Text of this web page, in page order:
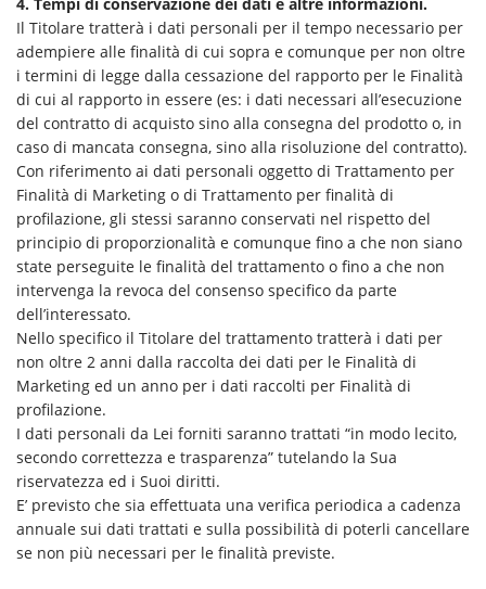
Il Titolare tratterà i dati personali per il tempo necessario per
adempiere alle finalità di cui sopra e comunque per non oltre
i termini di legge dalla cessazione del rapporto per le Finalità
di cui al rapporto in essere (es: i dati necessari all’esecuzione
del contratto di acquisto sino alla consegna del prodotto o, in
caso di mancata consegna, sino alla risoluzione del contratto).
Con riferimento ai dati personali oggetto di Trattamento per
Finalità di Marketing o di Trattamento per finalità di
profilazione, gli stessi saranno conservati nel rispetto del
principio di proporzionalità e comunque fino a che non siano
state perseguite le finalità del trattamento o fino a che non
intervenga la revoca del consenso specifico da parte
dell’interessato.
Nello specifico il Titolare del trattamento tratterà i dati per
non oltre 2 anni dalla raccolta dei dati per le Finalità di
Marketing ed un anno per i dati raccolti per Finalità di
profilazione.
I dati personali da Lei forniti saranno trattati “in modo lecito,
secondo correttezza e trasparenza” tutelando la Sua
riservatezza ed i Suoi diritti.
E’ previsto che sia effettuata una verifica periodica a cadenza
annuale sui dati trattati e sulla possibilità di poterli cancellare
se non più necessari per le finalità previste.